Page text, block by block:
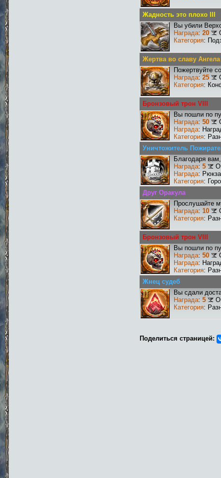
Жадность это плохо III
Вы убили
Награда: 20
Категория:
Жертва во славу
Пожертвуйте
Награда: 25
Категория:
Бронзовый трон VIII
Вы пошли по
Награда: 50
Награда:
Категория:
Уничтожитель
Благодаря
Награда: 5
Награда:
Категория:
Друг Оракула
Прослушайте
Награда: 10
Категория:
Бронзовый трон VIII
Вы пошли по
Награда: 50
Награда:
Категория:
Жнец судеб
Вы сдали
Награда: 5
Категория:
Поделиться страницей: